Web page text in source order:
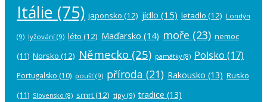
Itálie (75) japonsko (12) jídlo (15) letadlo (12) Londýn
(9) lyžování (9) léto (12) Maďarsko (14) moře (23) nemoc
(11) Norsko (12) Německo (25) památky(8) Polsko (17)
Portugalsko (10) poušť(9) příroda (21) Rakousko (13) Rusko
(11) Slovensko (8) smrt(12) tipy (9) tradice (13)